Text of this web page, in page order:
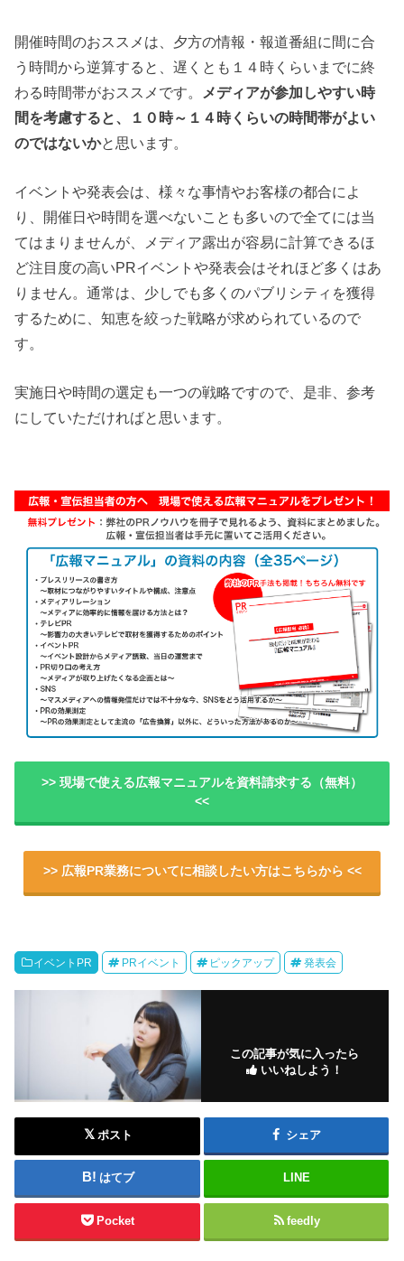
開催時間のおススメは、夕方の情報・報道番組に間に合
う時間から逆算すると、遅くとも１４時くらいまでに終
わる時間帯がおススメです。
メディアが参加しやすい時
間を考慮すると、１０時～１４時くらいの時間帯がよい
のではないかと思います。
イベントや発表会は、様々な事情やお客様の都合によ
り、開催日や時間を選べないことも多いので全てには当
てはまりませんが、メディア露出が容易に計算できるほ
ど注目度の高いPRイベントや発表会はそれほど多くはあ
りません。通常は、少しでも多くのパブリシティを獲得
するために、知恵を絞った戦略が求められているので
す。
実施日や時間の選定も一つの戦略ですので、是非、参考
にしていただければと思います。
>> 現場で使える広報マニュアルを資料請求する（無料）
<<
>> 広報PR業務についてに相談したい方はこちらから <<
イベントPR PRイベント ピックアップ 発表会
この記事が気に入ったら
いいねしよう！
ポスト シェア
はてブ LINE
Pocket feedly